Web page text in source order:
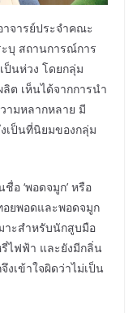
จารย์ประจำคณะ
บุ สถานการณ์การ
ป็นห่วง โดยกลุ่ม
ต เห็นได้จากการนำ
ามหลากหลาย มี
เป็นที่นิยมของกลุ่ม
‘พอดจมูก’ หรือ
ยพอดและพอดจมูก
าะสำหรับนักสูบมือ
ไฟฟ้า และยังมีกลิ่น
เข้าใจผิดว่าไม่เป็น